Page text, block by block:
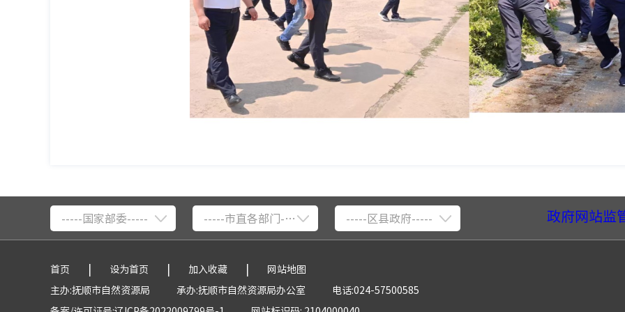
-----国家部委----- -----市直各部门----- -----区县政府----- 政府网站监
首页 | 设为首页 | 加入收藏 |
网站地图
主办:抚顺市自然资源局
承办:抚顺市自然资源局办公室
电话:024-57500585